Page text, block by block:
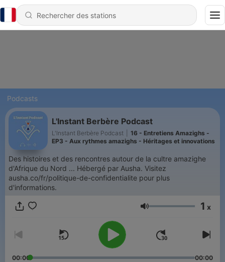
Podcasts
L'Instant Berbère Podcast
L'Instant Berbère Podcast
16 - Entretiens Amazighs -
EP3 - Aux rythmes amazighs - Héritages et innovations
Des histoires et des rencontres autour de la cultre amazighe
d'Afrique du Nord ... Hébergé par Ausha. Visitez
ausha.co/fr/politique-de-confidentialite pour plus
d'informations.
Volume 1 x
00:00 00:00